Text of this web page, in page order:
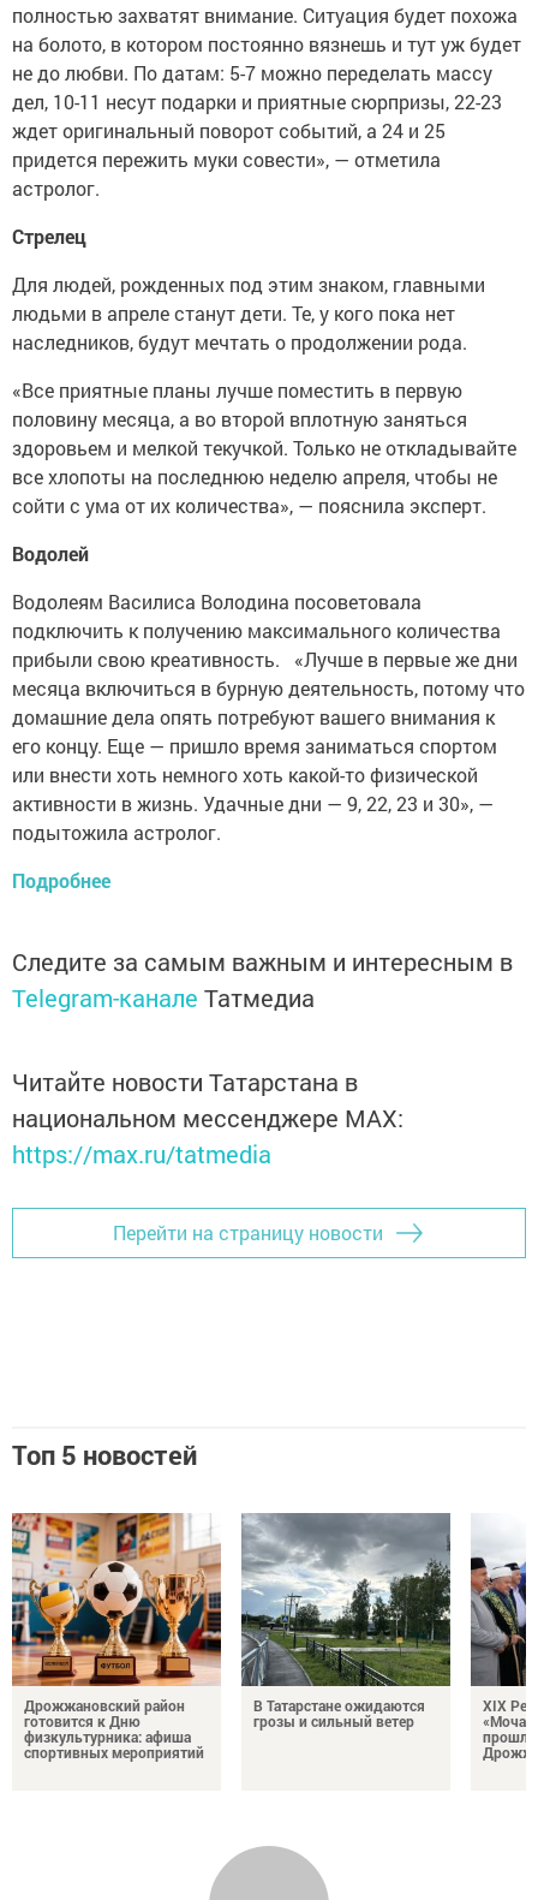
полностью захватят внимание. Ситуация будет похожа
на болото, в котором постоянно вязнешь и тут уж будет
не до любви. По датам: 5-7 можно переделать массу
дел, 10-11 несут подарки и приятные сюрпризы, 22-23
ждет оригинальный поворот событий, а 24 и 25
придется пережить муки совести», — отметила
астролог.
Стрелец
Для людей, рожденных под этим знаком, главными
людьми в апреле станут дети. Те, у кого пока нет
наследников, будут мечтать о продолжении рода.
«Все приятные планы лучше поместить в первую
половину месяца, а во второй вплотную заняться
здоровьем и мелкой текучкой. Только не откладывайте
все хлопоты на последнюю неделю апреля, чтобы не
сойти с ума от их количества», — пояснила эксперт.
Водолей
Водолеям Василиса Володина посоветовала
подключить к получению максимального количества
прибыли свою креативность. «Лучше в первые же дни
месяца включиться в бурную деятельность, потому что
домашние дела опять потребуют вашего внимания к
его концу. Еще — пришло время заниматься спортом
или внести хоть немного хоть какой-то физической
активности в жизнь. Удачные дни — 9, 22, 23 и 30», —
подытожила астролог.
Подробнее
Следите за самым важным и интересным в
Telegram-канале Татмедиа
Читайте новости Татарстана в
национальном мессенджере MАХ:
https://max.ru/tatmedia
Перейти на страницу новости
Топ 5 новостей
Дрожжановский район
готовится к Дню
физкультурника: афиша
спортивных мероприятий
В Татарстане ожидаются
грозы и сильный ветер
XIX